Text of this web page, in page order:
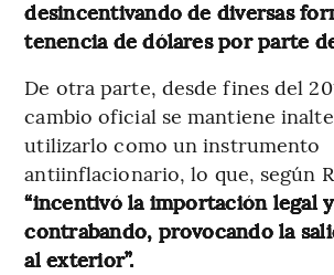
desincentivando de diversas
tenencia de dólares por parte
De otra parte, desde fines del
cambio oficial se mantiene
utilizarlo como un instrumento
antiinflacionario, lo que, según
“incentivó la importación legal
contrabando, provocando la
al exterior”.